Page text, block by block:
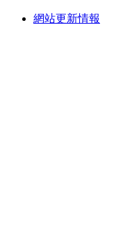
網站更新情報